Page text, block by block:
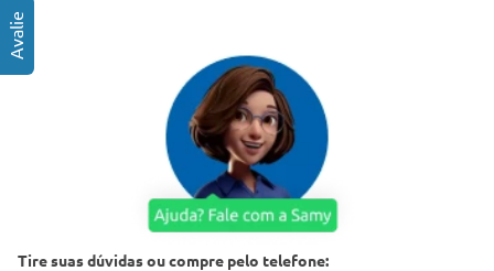
Tire suas dúvidas ou compre pelo telefone: